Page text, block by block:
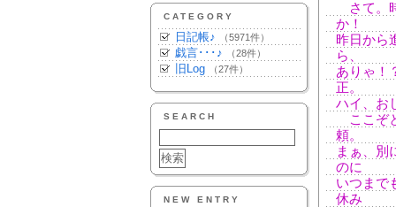
CATEGORY
日記帳♪ （5971件）
戯言･･･♪ （28件）
旧Log （27件）
SEARCH
NEW ENTRY
さて。
か！
昨日から
ら、
ありゃ！
正。
ハイ、お
ここぞ
頼。
まぁ、別
のに
いつまで
休み